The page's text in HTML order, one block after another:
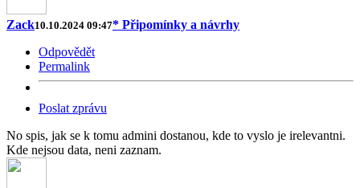
Zack10.10.2024 09:47* Připomínky a návrhy
Odpovědět
Permalink
Poslat zprávu
No spis, jak se k tomu admini dostanou, kde to vyslo je irelevantni.
Kde nejsou data, neni zaznam.